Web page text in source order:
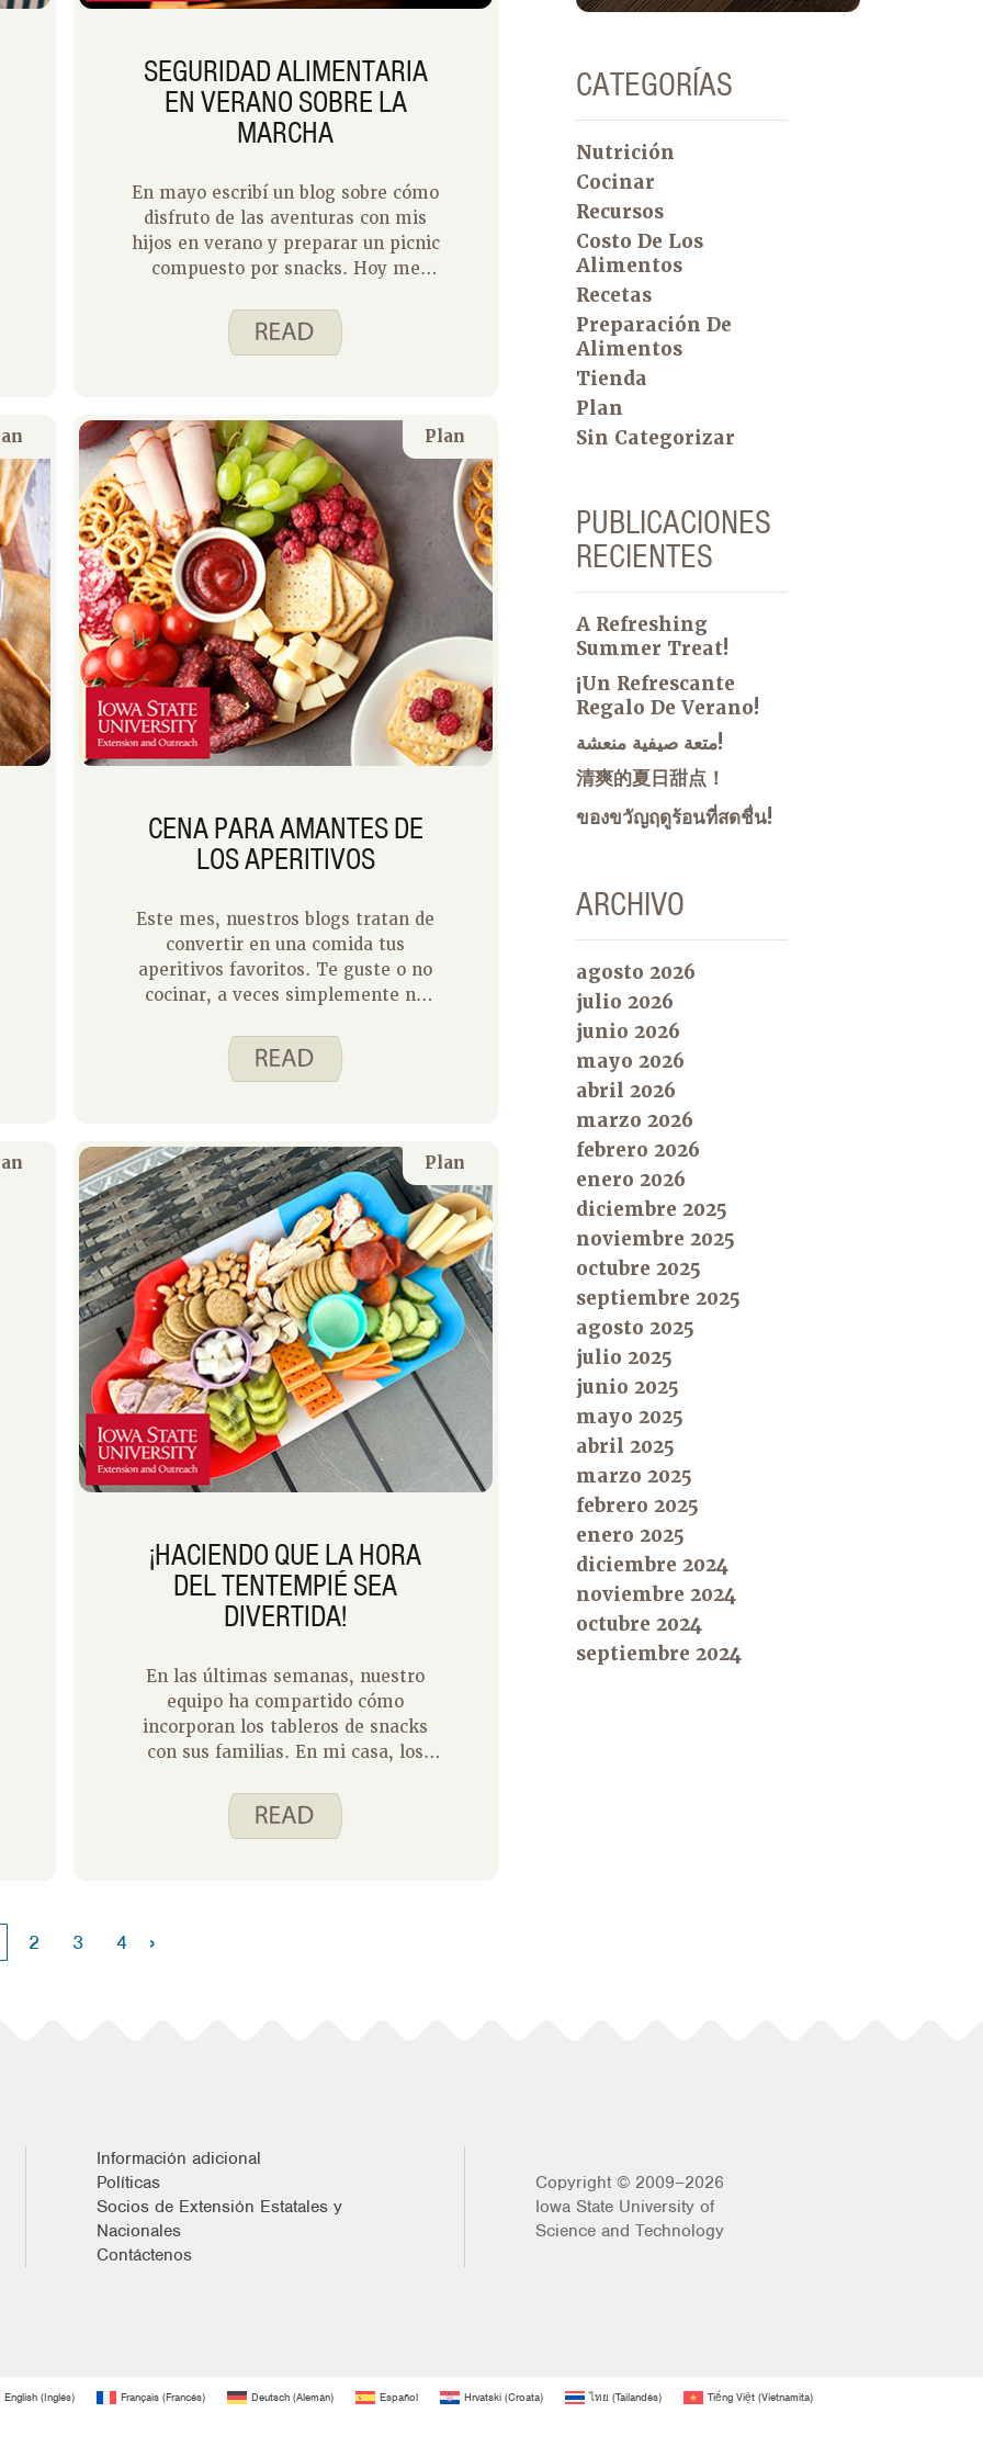
SEGURIDAD ALIMENTARIA
EN VERANO SOBRE LA
MARCHA
En mayo escribí un blog sobre cómo
disfruto de las aventuras con mis
hijos en verano y preparar un picnic
compuesto por snacks. Hoy me
sobre cómo mantener esos picnics
seguros para comer.
Plan
CENA PARA AMANTES DE
LOS APERITIVOS
Este mes, nuestros blogs tratan de
convertir en una comida tus
aperitivos favoritos. Te guste o no
cocinar, a veces simplemente no
preparando una comida. Convertir
los tentempiés en cena te permite
Plan
¡HACIENDO QUE LA HORA
DEL TENTEMPIÉ SEA
DIVERTIDA!
En las últimas semanas, nuestro
equipo ha compartido cómo
incorporan los tableros de snacks
con sus familias. En mi casa, los
cogiendo de la nevera y la despensa
durante todo el día. Cuando mi niña
sus snacks favoritos y opciones
2 3 4 ›
CATEGORÍAS
Nutrición
Cocinar
Recursos
Costo De Los
Alimentos
Recetas
Preparación De
Alimentos
Tienda
Plan
Sin Categorizar
PUBLICACIONES
RECIENTES
A Refreshing
Summer Treat!
¡Un Refrescante
Regalo De Verano!
متعة صيفية منعشة!
清爽的夏日甜点！
ของขวัญฤดูร้อนที่สดชื่น!
ARCHIVO
agosto 2026
julio 2026
junio 2026
mayo 2026
abril 2026
marzo 2026
febrero 2026
enero 2026
diciembre 2025
noviembre 2025
octubre 2025
septiembre 2025
agosto 2025
julio 2025
junio 2025
mayo 2025
abril 2025
marzo 2025
febrero 2025
enero 2025
diciembre 2024
noviembre 2024
octubre 2024
septiembre 2024
Información adicional
Políticas
Socios de Extensión Estatales y
Nacionales
Contáctenos
Copyright © 2009–2026
Iowa State University of
Science and Technology
English (Inglés) Français (Francés) Deutsch (Alemán) Español Hrvatski (Croata) ไทย (Tailandés) Tiếng Việt (Vietnamita)